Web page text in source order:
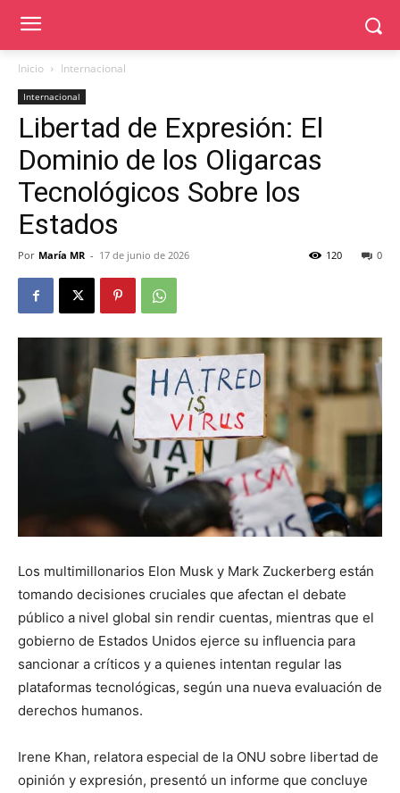
Inicio Internacional
Internacional
Libertad de Expresión: El
Dominio de los Oligarcas
Tecnológicos Sobre los
Estados
Por María MR - 17 de junio de 2026 0
120
Los multimillonarios Elon Musk y Mark Zuckerberg están
tomando decisiones cruciales que afectan el debate
público a nivel global sin rendir cuentas, mientras que el
gobierno de Estados Unidos ejerce su influencia para
sancionar a críticos y a quienes intentan regular las
plataformas tecnológicas, según una nueva evaluación de
derechos humanos.
Irene Khan, relatora especial de la ONU sobre libertad de
opinión y expresión, presentó un informe que concluye